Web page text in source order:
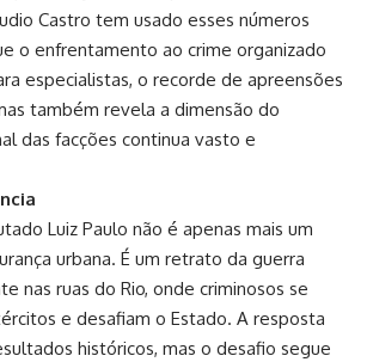
Castro tem usado esses números
o enfrentamento ao crime organizado
especialistas, o recorde de apreensões
também revela a dimensão do
das facções continua vasto e
Luiz Paulo não é apenas mais um
urbana. É um retrato da guerra
nas ruas do Rio, onde criminosos se
e desafiam o Estado. A resposta
históricos, mas o desafio segue